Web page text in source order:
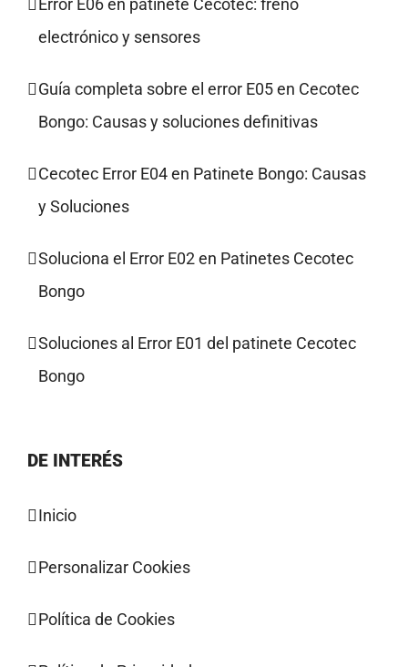
electrónico y sensores
Guía completa sobre el error E05 en Cecotec
Bongo: Causas y soluciones definitivas
Cecotec Error E04 en Patinete Bongo: Causas
y Soluciones
Soluciona el Error E02 en Patinetes Cecotec
Bongo
Soluciones al Error E01 del patinete Cecotec
Bongo
DE INTERÉS
Inicio
Personalizar Cookies
Política de Cookies